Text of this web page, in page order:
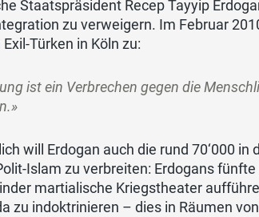
Staatspräsident Recep Tayyip
zu verweigern. Im Februar
Türken in Köln zu:
ist ein Verbrechen gegen die
will Erdogan auch die rund 70‘000
Islam zu verbreiten: Erdogans
martialische Kriegstheater
zu indoktrinieren – dies in Räumen